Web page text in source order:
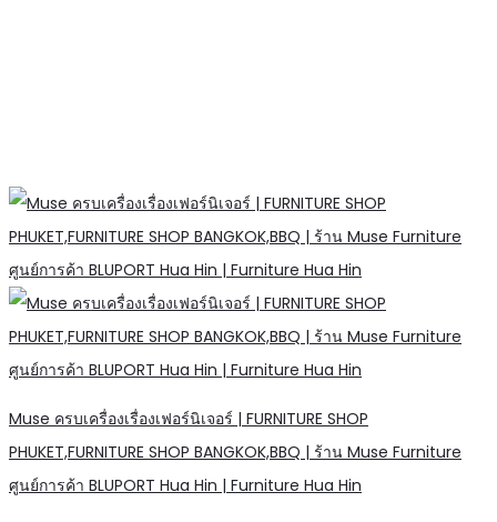
Muse ครบเครื่องเรื่องเฟอร์นิเจอร์ | FURNITURE SHOP
PHUKET,FURNITURE SHOP BANGKOK,BBQ | ร้าน Muse Furniture
ศูนย์การค้า BLUPORT Hua Hin | Furniture Hua Hin